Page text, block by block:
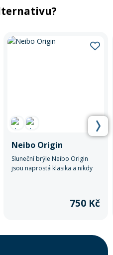
Neibo Origin
Sluneční brýle Neibo Origin
jsou naprostá klasika a nikdy
750 Kč